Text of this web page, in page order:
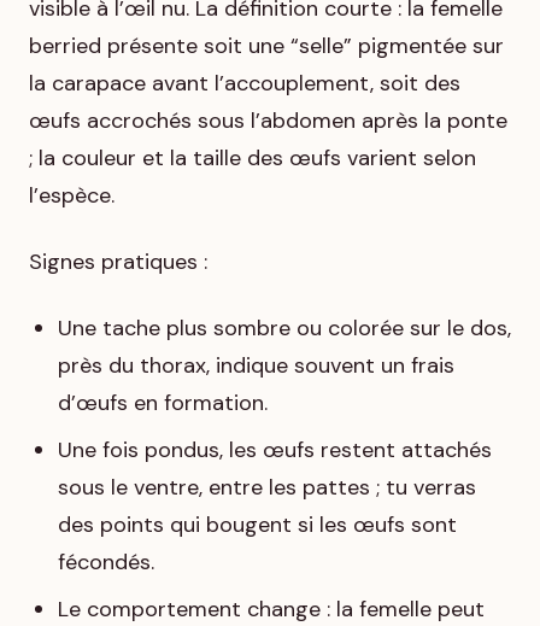
visible à l’œil nu. La définition courte : la femelle
berried présente soit une “selle” pigmentée sur
la carapace avant l’accouplement, soit des
œufs accrochés sous l’abdomen après la ponte
; la couleur et la taille des œufs varient selon
l’espèce.
Signes pratiques :
Une tache plus sombre ou colorée sur le dos,
près du thorax, indique souvent un frais
d’œufs en formation.
Une fois pondus, les œufs restent attachés
sous le ventre, entre les pattes ; tu verras
des points qui bougent si les œufs sont
fécondés.
Le comportement change : la femelle peut